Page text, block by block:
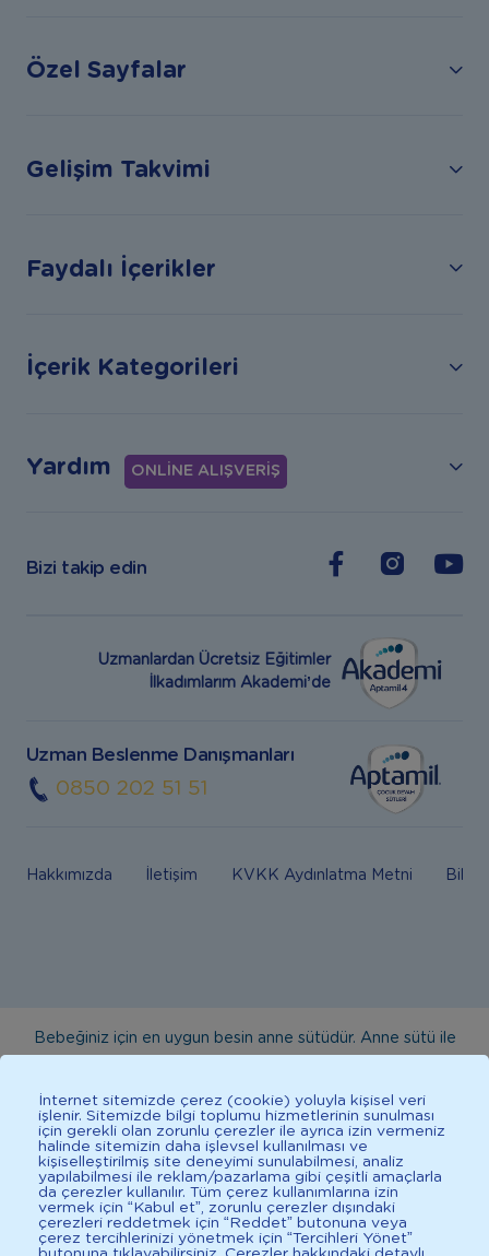
Özel Sayfalar
Gelişim Takvimi
Faydalı İçerikler
İçerik Kategorileri
Yardım ONLİNE ALIŞVERİŞ
Bizi takip edin
Uzmanlardan Ücretsiz Eğitimler
İlkadımlarım Akademi’de
Uzman Beslenme Danışmanları
0850 202 51 51
Hakkımızda İletişim KVKK Aydınlatma Metni Bilgi
Bebeğiniz için en uygun besin anne sütüdür. Anne sütü ile
danışınız. Bu sitede yayınlanan bilgiler hekim tavsiyesi
yerine geçmez. En doğru bilgi için doktorunuza danışınız.
Sağlıklı yaşam için dengeli, çeşitli beslenilmelidir. *D vitamini
çocuklarda bağışıklık sisteminin normal işlevine katkıda
bulunur.
İnternet sitemizde çerez (cookie) yoluyla kişisel veri
işlenir. Sitemizde bilgi toplumu hizmetlerinin sunulması
için gerekli olan zorunlu çerezler ile ayrıca izin vermeniz
halinde sitemizin daha işlevsel kullanılması ve
kişiselleştirilmiş site deneyimi sunulabilmesi, analiz
yapılabilmesi ile reklam/pazarlama gibi çeşitli amaçlarla
da çerezler kullanılır. Tüm çerez kullanımlarına izin
vermek için “Kabul et”, zorunlu çerezler dışındaki
çerezleri reddetmek için “Reddet” butonuna veya
çerez tercihlerinizi yönetmek için “Tercihleri Yönet”